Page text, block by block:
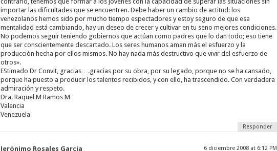
importar las dificultades que se encuentren. Debe haber un cambio de actitud: los
venezolanos hemos sido por mucho tiempo espectadores y estoy seguro de que esa
mentalidad está cambiando, hay un deseo de crecer y cultivar en tu seno mejores condiciones.
No podemos seguir teniendo gobiernos que actúan como padres que lo dan todo; eso tiene
que ser conscientemente descartado. Los seres humanos aman más el esfuerzo y la
producción hecha por ellos mismos. No hay nada más destructivo que vivir del esfuerzo de
otros».
EStimado Dr Convit, gracias….gracias por su obra, por su legado, porque no se ha cansado,
porque ha puesto a producir los talentos recibidos, y con ello, ha trascendido. Con verdadera
admiración y respeto.
Dra. Raquel M Ramos M
Valencia
Venezuela
Responder
Jerónimo Rosales García 6 diciembre 2008 at 6:12 PM